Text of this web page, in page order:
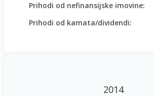
Prihodi od nefinansijske imovine:
Prihodi od kamata/dividendi:
2014